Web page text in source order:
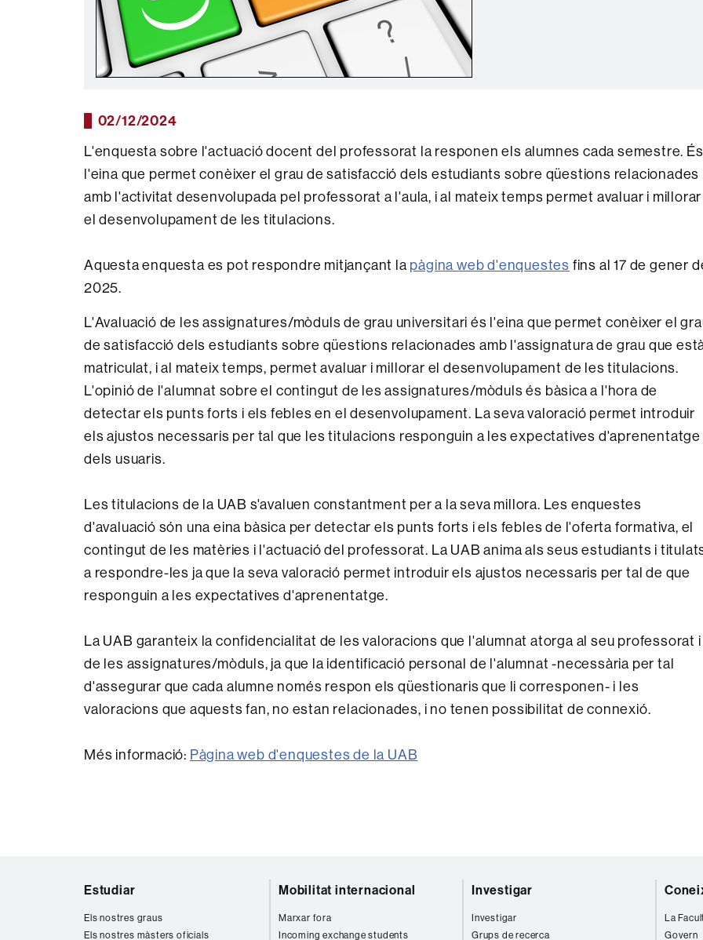
02/12/2024
L'enquesta sobre l'actuació docent del professorat la responen els alumnes cada semestre. És
l'eina que permet conèixer el grau de satisfacció dels estudiants sobre qüestions relacionades
amb l'activitat desenvolupada pel professorat a l'aula, i al mateix temps permet avaluar i millorar
el desenvolupament de les titulacions.
Aquesta enquesta es pot respondre mitjançant la pàgina web d'enquestes fins al 17 de gener
2025.
L'Avaluació de les assignatures/mòduls de grau universitari és l'eina que permet conèixer el
de satisfacció dels estudiants sobre qüestions relacionades amb l'assignatura de grau que
matriculat, i al mateix temps, permet avaluar i millorar el desenvolupament de les titulacions.
L'opinió de l'alumnat sobre el contingut de les assignatures/mòduls és bàsica a l'hora de
detectar els punts forts i els febles en el desenvolupament. La seva valoració permet introduir
els ajustos necessaris per tal que les titulacions responguin a les expectatives d'aprenentatge
dels usuaris.
Les titulacions de la UAB s'avaluen constantment per a la seva millora. Les enquestes
d'avaluació són una eina bàsica per detectar els punts forts i els febles de l'oferta formativa, el
contingut de les matèries i l'actuació del professorat. La UAB anima als seus estudiants i
a respondre-les ja que la seva valoració permet introduir els ajustos necessaris per tal de que
responguin a les expectatives d'aprenentatge.
La UAB garanteix la confidencialitat de les valoracions que l'alumnat atorga al seu professorat i
de les assignatures/mòduls, ja que la identificació personal de l'alumnat -necessària per tal
d'assegurar que cada alumne només respon els qüestionaris que li corresponen- i les
valoracions que aquests fan, no estan relacionades, i no tenen possibilitat de connexió.
Més informació: Pàgina web d'enquestes de la UAB
Estudiar
Els nostres graus
Els nostres màsters oficials
Mobilitat internacional
Marxar fora
Incoming exchange students
Investigar
Investigar
Grups de recerca
La
Govern